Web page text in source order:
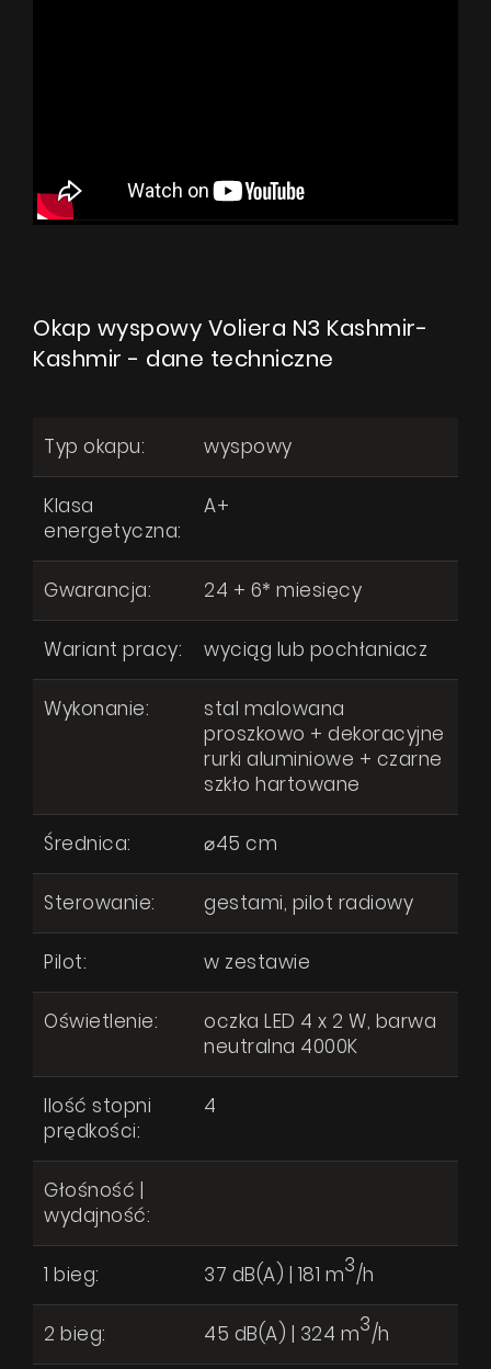
Produkty
Wsparcie techniczne
Wirtualny showroom
Inspiracje
Voliera N3 Kashmir-Kashmir
Pytanie o produkt
Wyrażam zgodę na przetwarzanie moich danych osobowych zgodnie
WYŚLIJ WIADOMOŚĆ
Okap wyspowy Voliera N3 Kashmir-
Kashmir - dane techniczne
Typ okapu: wyspowy
Klasa
energetyczna:
A+
Gwarancja: 24 + 6* miesięcy
Wariant pracy: wyciąg lub pochłaniacz
Wykonanie:
stal malowana
proszkowo + dekoracyjne
rurki aluminiowe + czarne
szkło hartowane
Średnica: ⌀45 cm
Sterowanie: gestami, pilot radiowy
Pilot: w zestawie
Oświetlenie:
oczka LED 4 x 2 W, barwa
neutralna 4000K
Ilość stopni
prędkości:
4
Głośność |
wydajność:
1 bieg: 37 dB(A) | 181 m3/h
2 bieg: 45 dB(A) | 324 m3/h